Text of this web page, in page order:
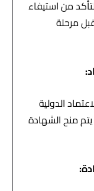
من استيفاء
مرحلة
:
الدولية
يتم منح الشهادة
: